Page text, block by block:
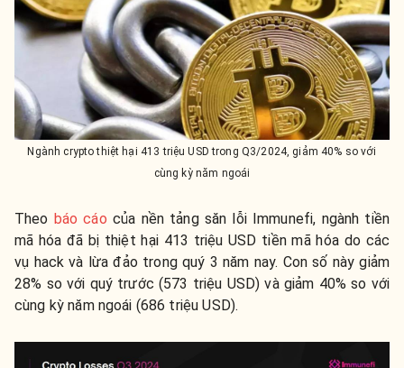
Ngành crypto thiệt hại 413 triệu USD trong Q3/2024, giảm 40% so với
cùng kỳ năm ngoái
Theo báo cáo của nền tảng săn lỗi Immunefi, ngành tiền
mã hóa đã bị thiệt hại 413 triệu USD tiền mã hóa do các
vụ hack và lừa đảo trong quý 3 năm nay. Con số này giảm
28% so với quý trước (573 triệu USD) và giảm 40% so với
cùng kỳ năm ngoái (686 triệu USD).